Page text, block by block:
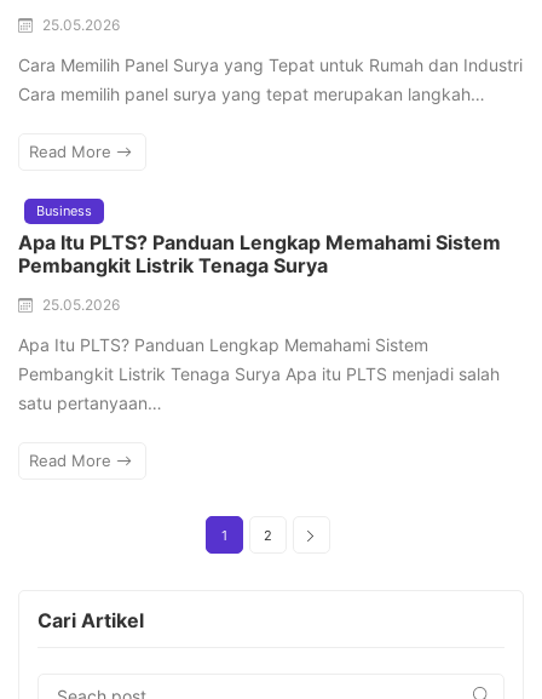
25.05.2026
Cara Memilih Panel Surya yang Tepat untuk Rumah dan Industri
Cara memilih panel surya yang tepat merupakan langkah…
Read More
Business
Apa Itu PLTS? Panduan Lengkap Memahami Sistem
Pembangkit Listrik Tenaga Surya
25.05.2026
Apa Itu PLTS? Panduan Lengkap Memahami Sistem
Pembangkit Listrik Tenaga Surya Apa itu PLTS menjadi salah
satu pertanyaan…
Read More
1 2
Cari Artikel